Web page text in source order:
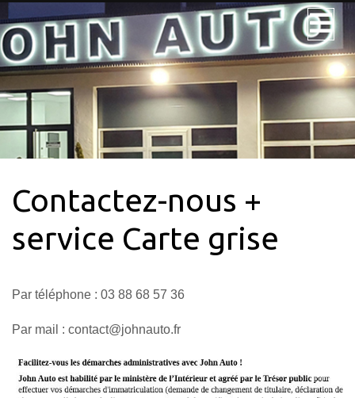
JOHN AUTO
NOS VÉHICULES
NOS UTILITAIRES
VÉHICULE 9PL.
LOCATION
CONTACTEZ-
NOUS?
POLITIQUE DE
CONFIDENTIALITÉ
Contactez-nous +
service Carte grise
Par téléphone : 03 88 68 57 36
Par mail : contact@johnauto.fr